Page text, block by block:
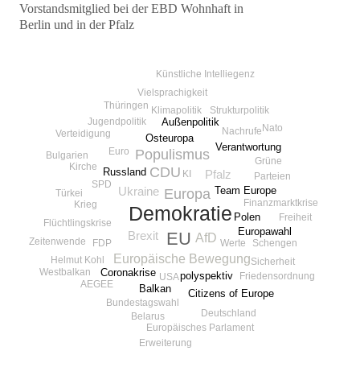
Vorstandsmitglied bei der EBD Wohnhaft in
Berlin und in der Pfalz
Demokratie
EU
Europa
CDU
Populismus
AfD
Europäische Bewegung
Ukraine
Brexit
Pfalz
Osteuropa
polyspektiv
Europawahl
Team Europe
Russland
Balkan
Coronakrise
Außenpolitik
Citizens of Europe
Polen
Verantwortung
FDP
Finanzmarktkrise
Flüchtlingskrise
Bundestagswahl
Werte
Euro
Krieg
Parteien
USA
Klimapolitik
Nachrufe
SPD
Deutschland
Europäisches Parlament
Grüne
Helmut Kohl
Jugendpolitik
Kirche
Sicherheit
Strukturpolitik
Türkei
Vielsprachigkeit
AEGEE
Belarus
Bulgarien
Erweiterung
Freiheit
Friedensordnung
KI
Künstliche Intelliegenz
Nato
Schengen
Thüringen
Verteidigung
Westbalkan
Zeitenwende